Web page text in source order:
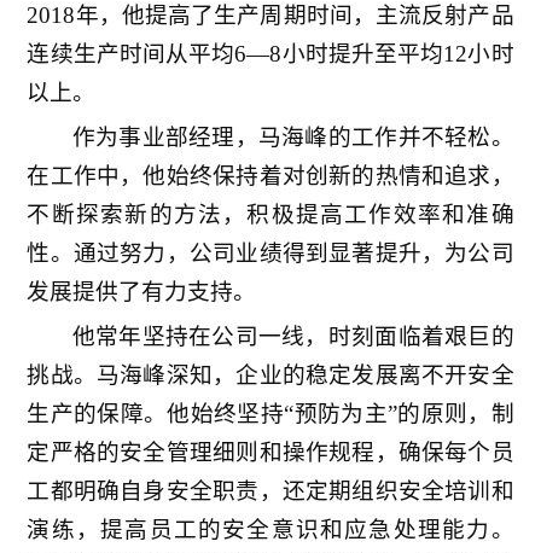
2018年，他提高了生产周期时间，主流反射产品
连续生产时间从平均6—8小时提升至平均12小时
以上。
作为事业部经理，马海峰的工作并不轻松。
在工作中，他始终保持着对创新的热情和追求，
不断探索新的方法，积极提高工作效率和准确
性。通过努力，公司业绩得到显著提升，为公司
发展提供了有力支持。
他常年坚持在公司一线，时刻面临着艰巨的
挑战。马海峰深知，企业的稳定发展离不开安全
生产的保障。他始终坚持“预防为主”的原则，制
定严格的安全管理细则和操作规程，确保每个员
工都明确自身安全职责，还定期组织安全培训和
演练，提高员工的安全意识和应急处理能力。